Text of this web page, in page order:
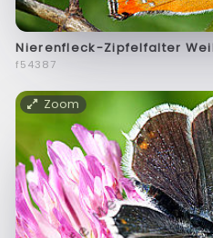
Nierenfleck-Zipfelfalter
f54387
Zoom